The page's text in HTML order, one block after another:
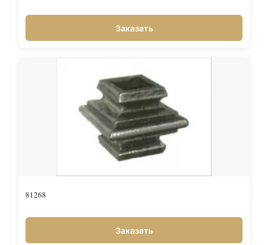
Заказать
81268
Заказать